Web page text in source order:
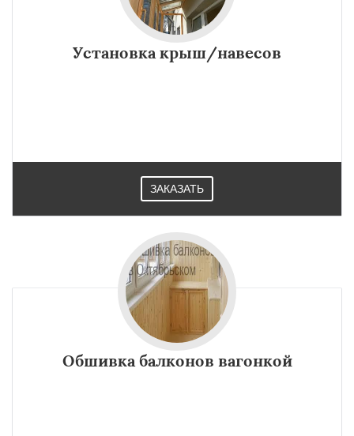
Установка крыш/навесов
ЗАКАЗАТЬ
Обшивка балконов вагонкой